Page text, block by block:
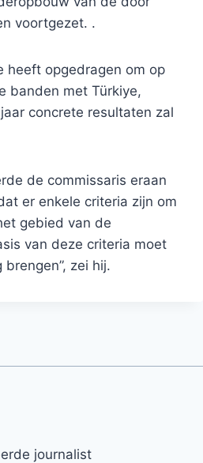
voortgezet. .
heeft opgedragen om op
banden met Türkiye,
concrete resultaten zal
de commissaris eraan
er enkele criteria zijn om
gebied van de
van deze criteria moet
zei hij.
journalist